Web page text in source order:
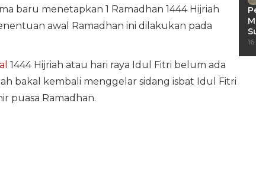
baru menetapkan 1 Ramadhan 1444 Hijriah
awal Ramadhan ini dilakukan pada
1444 Hijriah atau hari raya Idul Fitri belum ada
bakal kembali menggelar sidang isbat Idul Fitri
puasa Ramadhan.